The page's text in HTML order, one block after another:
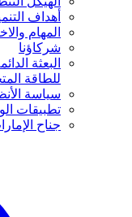
أهداف
المهام
شركاؤنا
البعثة
للطاقة
سياسة
تطبيقات
جناح